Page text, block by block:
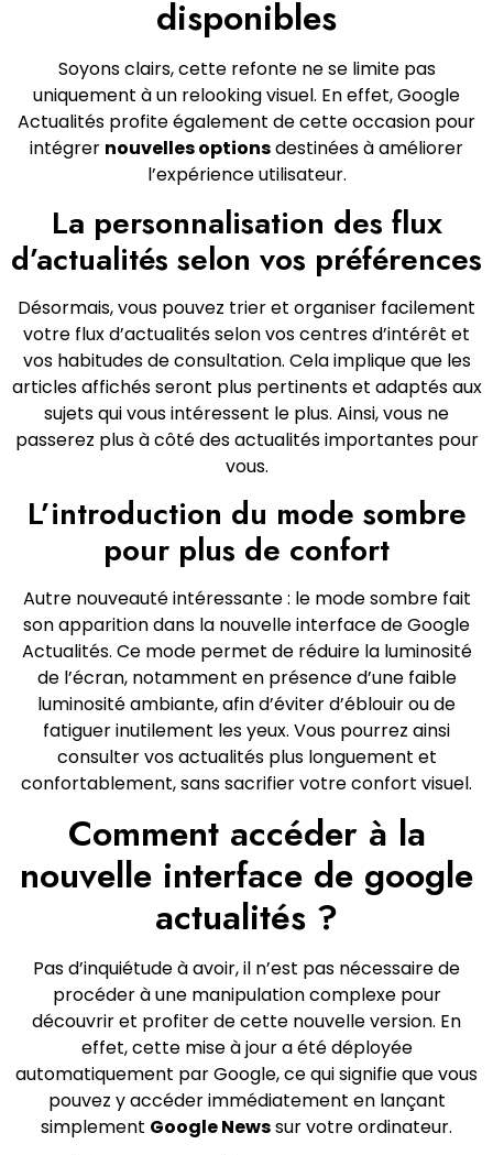
disponibles
Soyons clairs, cette refonte ne se limite pas
uniquement à un relooking visuel. En effet, Google
Actualités profite également de cette occasion pour
intégrer nouvelles optionsdestinées à améliorer
l’expérience utilisateur.
La personnalisation des flux
d’actualités selon vos préférences
Désormais, vous pouvez trier et organiser facilement
votre flux d’actualités selon vos centres d’intérêt et
vos habitudes de consultation. Cela implique que les
articles affichés seront plus pertinents et adaptés aux
sujets qui vous intéressent le plus. Ainsi, vous ne
passerez plus à côté des actualités importantes pour
vous.
L’introduction du mode sombre
pour plus de confort
Autre nouveauté intéressante : le mode sombre fait
son apparition dans la nouvelle interface de Google
Actualités. Ce mode permet de réduire la luminosité
de l’écran, notamment en présence d’une faible
luminosité ambiante, afin d’éviter d’éblouir ou de
fatiguer inutilement les yeux. Vous pourrez ainsi
consulter vos actualités plus longuement et
confortablement, sans sacrifier votre confort visuel.
Comment accéder à la
nouvelle interface de google
actualités ?
Pas d’inquiétude à avoir, il n’est pas nécessaire de
procéder à une manipulation complexe pour
découvrir et profiter de cette nouvelle version. En
effet, cette mise à jour a été déployée
automatiquement par Google, ce qui signifie que vous
pouvez y accéder immédiatement en lançant
simplement Google Newssur votre ordinateur.